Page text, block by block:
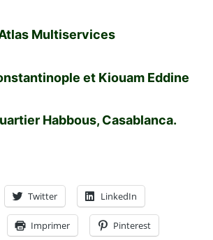
Multiservices
et Kiouam Eddine
Habbous, Casablanca.
Twitter LinkedIn
Imprimer Pinterest